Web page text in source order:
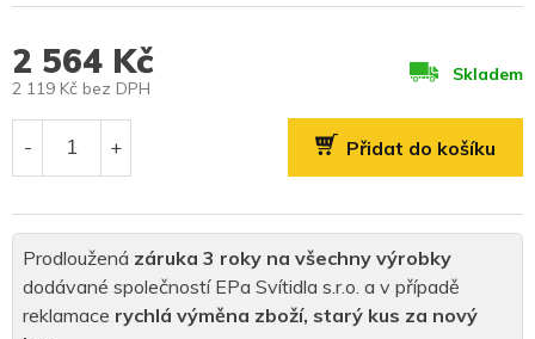
Prodloužená záruka 3 roky na všechny výrobky
dodávané společností EPa Svítidla s.r.o. a v případě
reklamace rychlá výměna zboží, starý kus za nový
2 564 Kč
2 119 Kč bez DPH
Skladem
Přidat do košíku